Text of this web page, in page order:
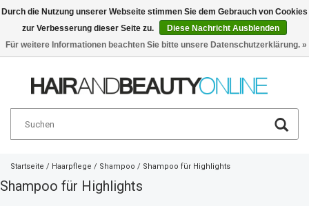
Deutsch €
Startseite / Haarpflege / Shampoo / Shampoo für Highlights
Shampoo für Highlights
Durch die Nutzung unserer Webseite stimmen Sie dem Gebrauch von Cookies
zur Verbesserung dieser Seite zu.
Diese Nachricht Ausblenden
Für weitere Informationen beachten Sie bitte unsere Datenschutzerklärung. »